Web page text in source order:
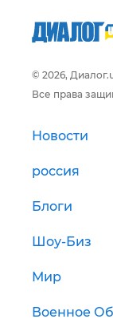
© 2026,
Все права
Новости
россия
Блоги
Шоу-Биз
Мир
Военное